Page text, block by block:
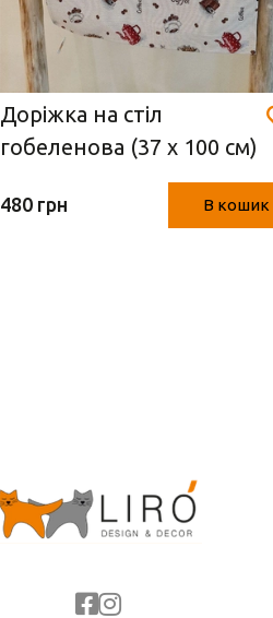
Доріжка на стіл
гобеленова (37 х 100 см)
480 грн В кошик